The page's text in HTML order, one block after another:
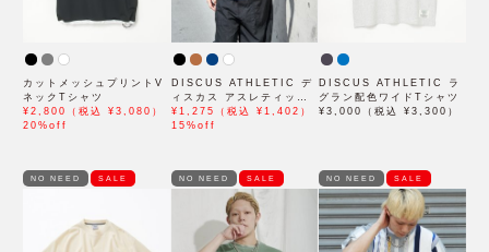
カットメッシュプリントV
ネックTシャツ
¥2,800（税込 ¥3,080）
20%off
DISCUS ATHLETIC デ
ィスカス アスレティック
カレッジプリントTシャツ
2
¥1,275（税込 ¥1,402）
15%off
DISCUS ATHLETIC ラ
グラン配色ワイドTシャツ
¥3,000（税込 ¥3,300）
NO NEED SALE NO NEED SALE NO NEED SALE